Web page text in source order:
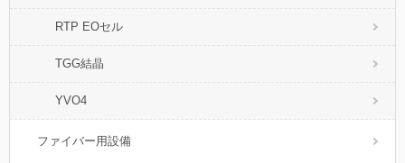
RTP EOセル
TGG結晶
YVO4
ファイバー用設備